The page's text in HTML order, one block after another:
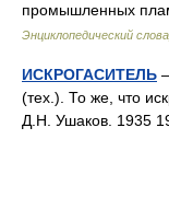
промышленных
Энциклопедический
ИСКРОГАСИТЕЛЬ
(тех.). То же, что
Д.Н. Ушаков. 1935